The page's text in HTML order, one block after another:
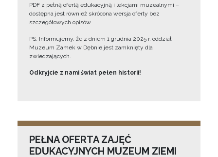
PDF z pełną ofertą edukacyjną i lekcjami muzealnymi –
dostępna jest również skrócona wersja oferty bez
szczegółowych opisów.
PS. Informujemy, że z dniem 1 grudnia 2025 r. oddział
Muzeum Zamek w Dębnie jest zamknięty dla
zwiedzających.
Odkryjcie z nami świat pełen historii!
PEŁNA OFERTA ZAJĘĆ
EDUKACYJNYCH MUZEUM ZIEMI